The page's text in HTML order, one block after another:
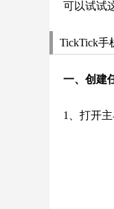
可以试试
TickTick手
一、创建
1、打开